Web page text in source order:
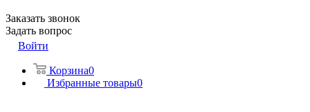
Заказать звонок
Задать вопрос
Войти
Корзина0
Избранные товары0